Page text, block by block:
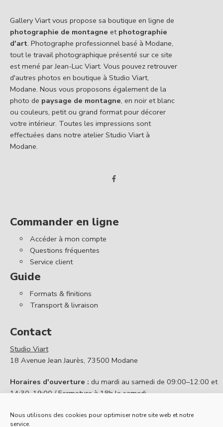
Nous utilisons des cookies pour optimiser notre site web et notre
service.
Gallery Viart vous propose sa boutique en ligne de
photographie de montagne et photographie
d'art. Photographe professionnel basé à Modane,
tout le travail photographique présenté sur ce site
est mené par Jean-Luc Viart. Vous pouvez retrouver
d'autres photos en boutique à Studio Viart,
Modane. Nous vous proposons également de la
photo de paysage de montagne, en noir et blanc
ou couleurs, petit ou grand format pour décorer
votre intérieur. Toutes les impressions sont
effectuées dans notre atelier Studio Viart à
Modane.
Commander en ligne
Accéder à mon compte
Questions fréquentes
Service client
Guide
Formats & finitions
Transport & livraison
Contact
Studio Viart
18 Avenue Jean Jaurès, 73500 Modane
Horaires d'ouverture : du mardi au samedi de 09:00–12:00 et
14:30–19:00 / Fermeture à 18h le samedi
Contactez nous